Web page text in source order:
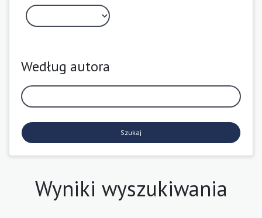
Według autora
Szukaj
Wyniki wyszukiwania